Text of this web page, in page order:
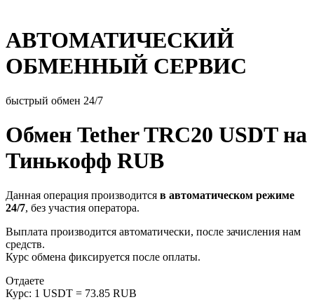
АВТОМАТИЧЕСКИЙ
ОБМЕННЫЙ СЕРВИС
быстрый обмен 24/7
Обмен Tether TRC20 USDT на
Тинькофф RUB
Данная операция производится в автоматическом режиме
24/7, без участия оператора.
Выплата производится автоматически, после зачисления нам
средств.
Курс обмена фиксируется после оплаты.
Отдаете
Курс: 1 USDT = 73.85 RUB